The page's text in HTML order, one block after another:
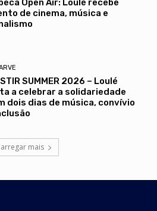
Open Air: Loulé recebe
de cinema, música e
SUMMER 2026 – Loulé
a celebrar a solidariedade
dois dias de música, convívio
mais